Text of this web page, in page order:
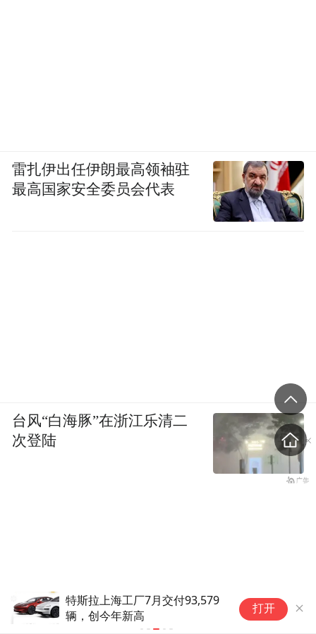
【网通社快报】福特7月美国销
量同比下降10.2%
打开
雷扎伊出任伊朗最高领袖驻
最高国家安全委员会代表
台风“白海豚”在浙江乐清二
次登陆